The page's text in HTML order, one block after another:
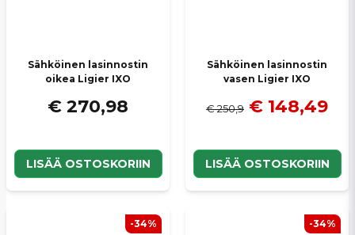
Sähköinen lasinnostin
oikea Ligier IXO
€ 270,98
LISÄÄ OSTOSKORIIN
Sähköinen lasinnostin
vasen Ligier IXO
€ 250,9 € 148,49
LISÄÄ OSTOSKORIIN
-34% -34%